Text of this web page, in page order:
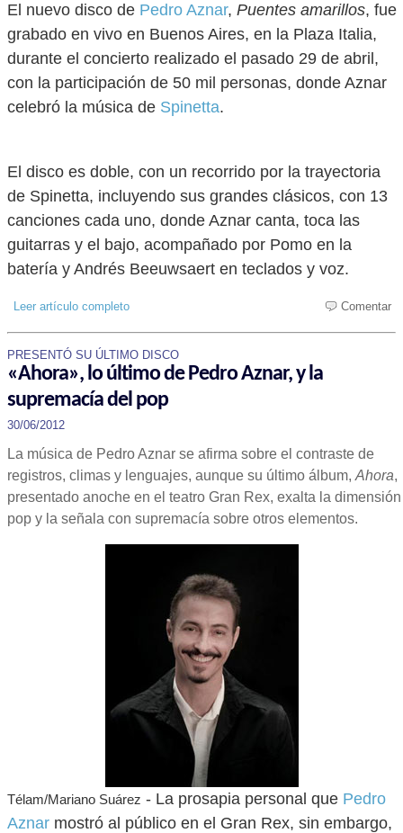
El nuevo disco de Pedro Aznar, Puentes amarillos, fue
grabado en vivo en Buenos Aires, en la Plaza Italia,
durante el concierto realizado el pasado 29 de abril,
con la participación de 50 mil personas, donde Aznar
celebró la música de Spinetta.
El disco es doble, con un recorrido por la trayectoria
de Spinetta, incluyendo sus grandes clásicos, con 13
canciones cada uno, donde Aznar canta, toca las
guitarras y el bajo, acompañado por Pomo en la
batería y Andrés Beeuwsaert en teclados y voz.
Leer artículo completo Comentar
PRESENTÓ SU ÚLTIMO DISCO
«Ahora», lo último de Pedro Aznar, y la
supremacía del pop
30/06/2012
La música de Pedro Aznar se afirma sobre el contraste de
registros, climas y lenguajes, aunque su último álbum, Ahora,
presentado anoche en el teatro Gran Rex, exalta la dimensión
pop y la señala con supremacía sobre otros elementos.
Télam/Mariano Suárez - La prosapia personal que Pedro
Aznar mostró al público en el Gran Rex, sin embargo,